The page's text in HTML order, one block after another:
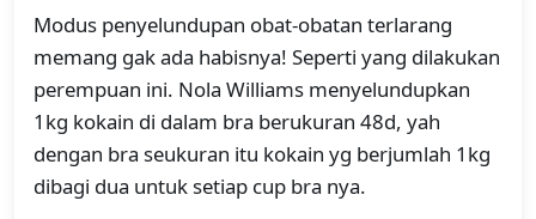
Modus penyelundupan obat-obatan terlarang
memang gak ada habisnya! Seperti yang dilakukan
perempuan ini. Nola Williams menyelundupkan
1kg kokain di dalam bra berukuran 48d, yah
dengan bra seukuran itu kokain yg berjumlah 1kg
dibagi dua untuk setiap cup bra nya.